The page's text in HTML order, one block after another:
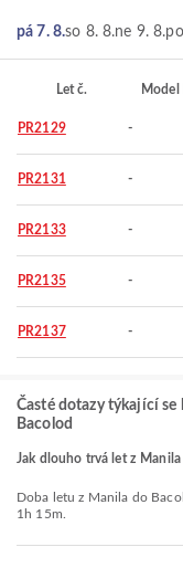
pá 7. 8.so 8. 8.ne 9. 8.
Let č. Model
PR2129 -
PR2131 -
PR2133 -
PR2135 -
PR2137 -
Časté dotazy týkající
Bacolod
Jak dlouho trvá let z
Doba letu z Manila do Bacolod se společností Philippine Airlines je přibližně
1h 15m.